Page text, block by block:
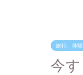
旅行、体
今